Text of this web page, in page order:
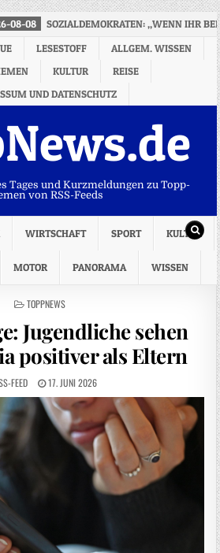
08-08
SOZIALDEMOKRATEN: „WENN IHR
LESESTOFF
ALLGEM. WISSEN
KULTUR
REISE
UND DATENSCHUTZ
Tages und Kurzmeldungen zu Topp-
von RSS-Feeds
WIRTSCHAFT SPORT KULTUR
MOTOR PANORAMA WISSEN
POSTED
TOPPNEWS
Jugendliche sehen
positiver als Eltern
FEED 17. JUNI 2026